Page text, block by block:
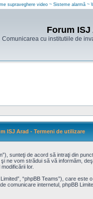
supraveghere video ~ Sisteme alarmă ~
Forum ISJ
Comunicarea cu institutiile de
ISJ Arad - Termeni de utilizare
sunteţi de acord să intraţi din
vom strădui să vă informăm,
lor.
“phpBB Teams”), care este
comunicare internetul, phpBB